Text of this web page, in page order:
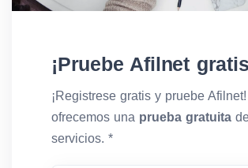
¡Pruebe Afilnet
¡Registrese gratis y pruebe
ofrecemos una prueba gratuita
servicios. *